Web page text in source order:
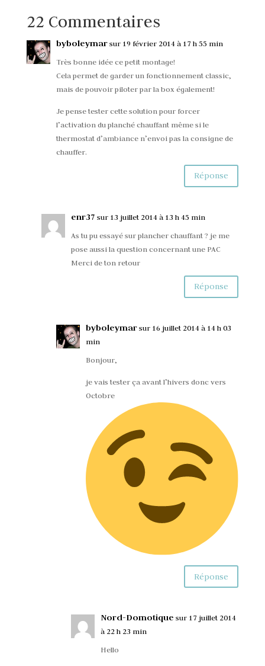
22 Commentaires
byboleymar sur 19 février 2014 à 17 h 55 min
Très bonne idée ce petit montage!
Cela permet de garder un fonctionnement classic,
mais de pouvoir piloter par la box également!
Je pense tester cette solution pour forcer
l’activation du planché chauffant même si le
thermostat d’ambiance n’envoi pas la consigne de
chauffer.
Réponse
enr37 sur 13 juillet 2014 à 13 h 45 min
As tu pu essayé sur plancher chauffant ? je me
pose aussi la question concernant une PAC
Merci de ton retour
Réponse
byboleymar sur 16 juillet 2014 à 14 h 03
min
Bonjour,
je vais tester ça avant l’hivers donc vers
Octobre
Réponse
Nord-Domotique sur 17 juillet 2014
à 22 h 23 min
Hello